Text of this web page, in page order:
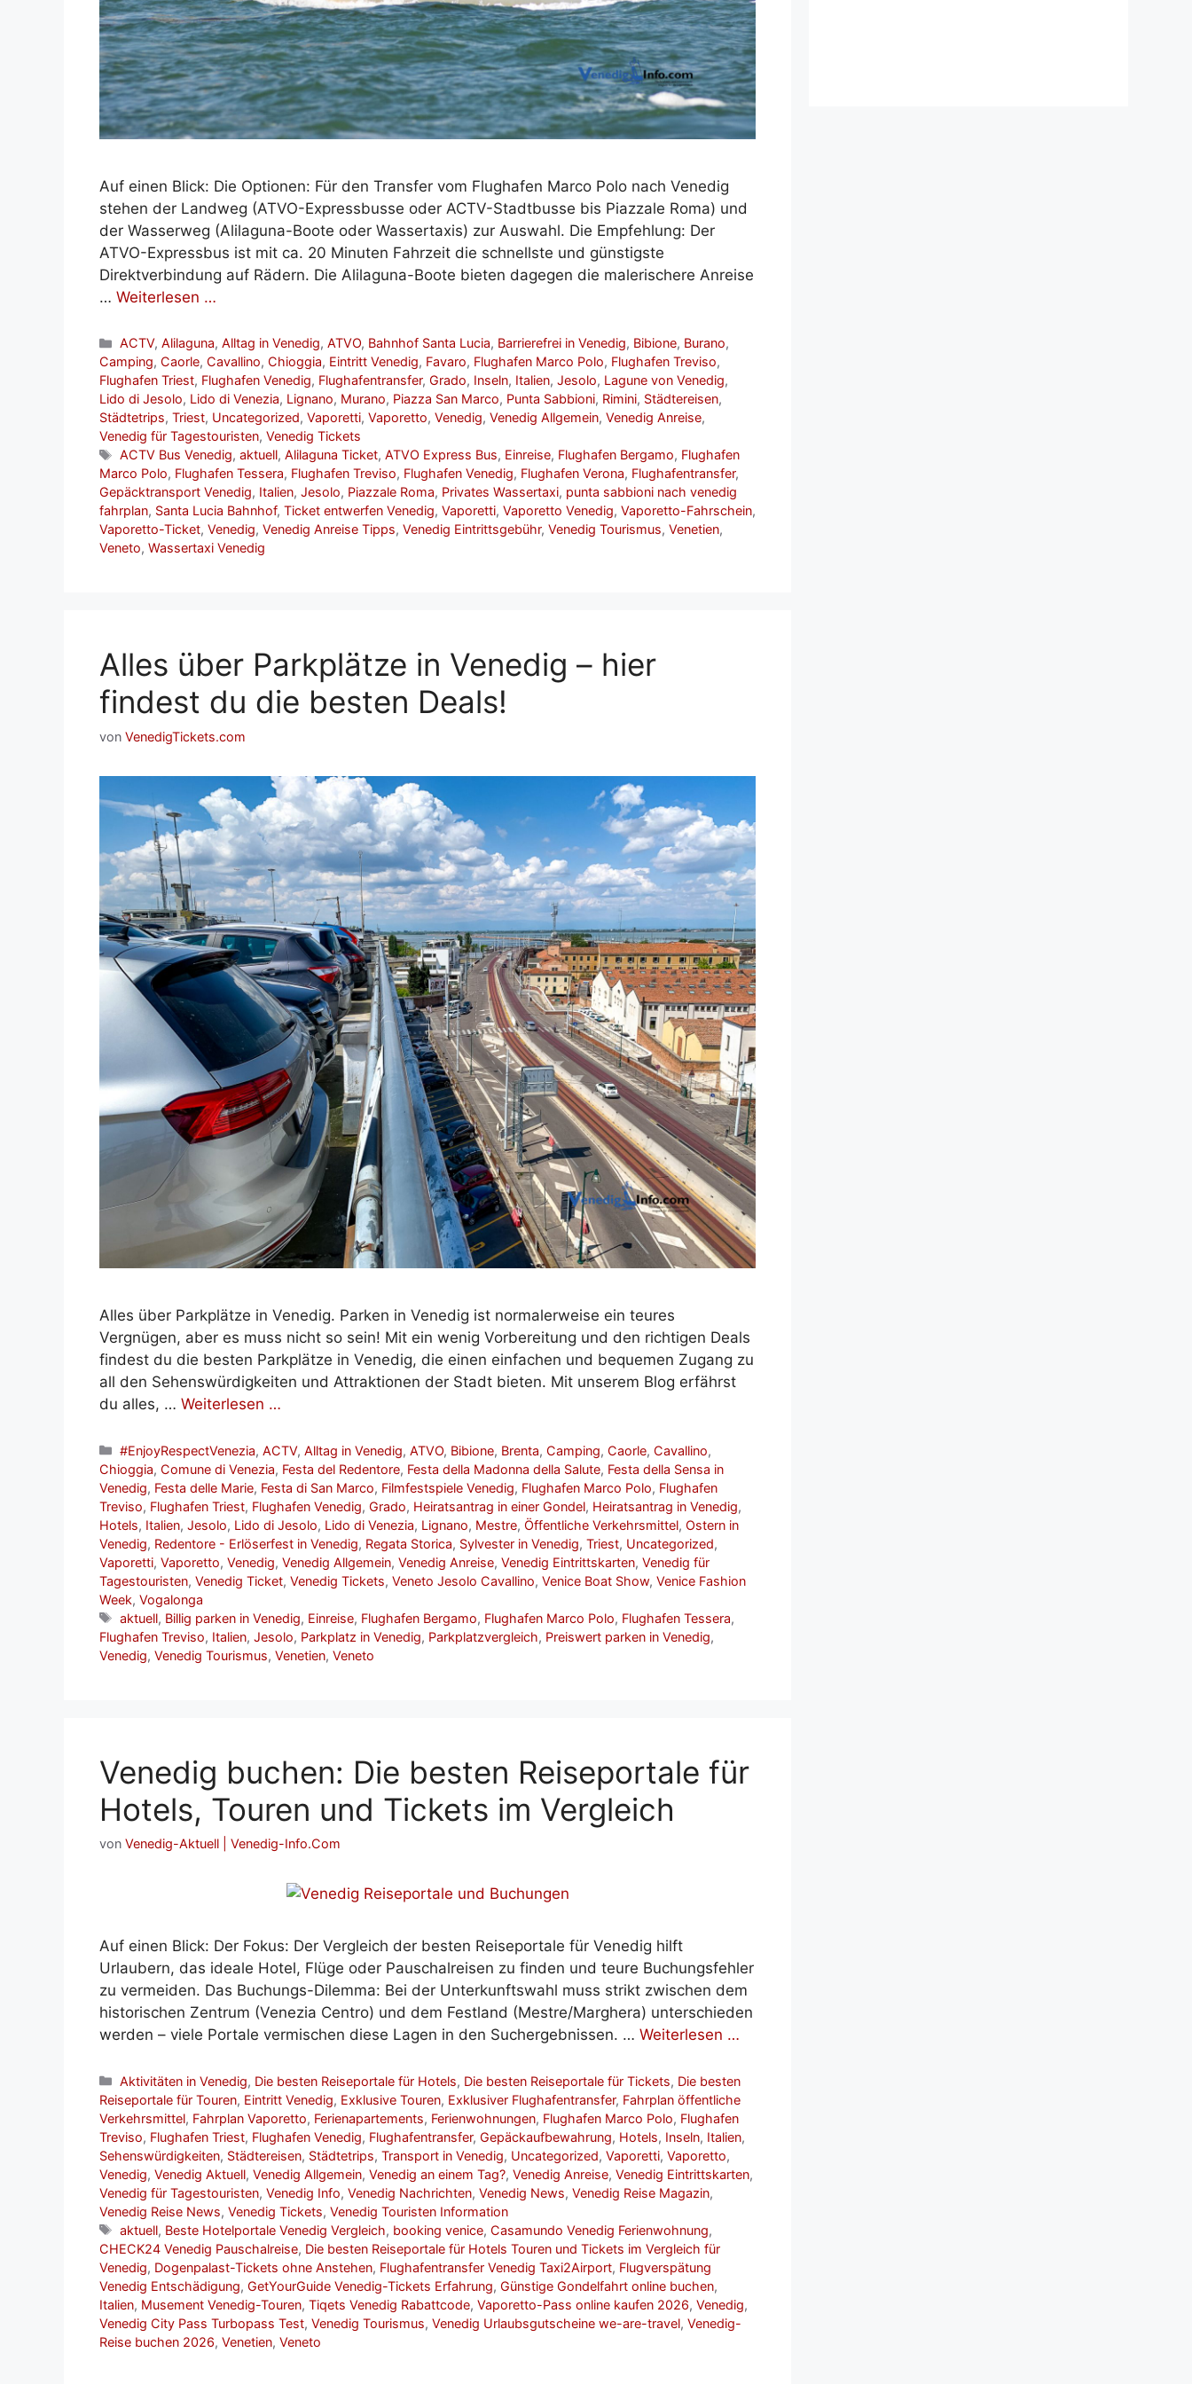
Auf einen Blick: Die Optionen: Für den Transfer vom Flughafen Marco Polo nach Venedig
stehen der Landweg (ATVO-Expressbusse oder ACTV-Stadtbusse bis Piazzale Roma) und
der Wasserweg (Alilaguna-Boote oder Wassertaxis) zur Auswahl. Die Empfehlung: Der
ATVO-Expressbus ist mit ca. 20 Minuten Fahrzeit die schnellste und günstigste
Direktverbindung auf Rädern. Die Alilaguna-Boote bieten dagegen die malerischere Anreise
… Weiterlesen …
Kategorien
ACTV,Alilaguna,Alltag in Venedig,ATVO, Bahnhof Santa Lucia, Barrierefrei in Venedig, Bibione, Burano,
Camping, Caorle, Cavallino, Chioggia, Eintritt Venedig, Favaro, Flughafen Marco Polo, Flughafen Treviso,
Flughafen Triest, Flughafen Venedig, Flughafentransfer, Grado, Inseln, Italien, Jesolo, Lagune von Venedig,
Lido di Jesolo, Lido di Venezia, Lignano, Murano, Piazza San Marco, Punta Sabbioni, Rimini, Städtereisen,
Städtetrips, Triest, Uncategorized, Vaporetti, Vaporetto, Venedig, Venedig Allgemein, Venedig Anreise,
Venedig für Tagestouristen, Venedig Tickets
Schlagwörter
ACTV Bus Venedig,aktuell,Alilaguna Ticket,ATVO Express Bus, Einreise, Flughafen Bergamo, Flughafen
Marco Polo, Flughafen Tessera, Flughafen Treviso, Flughafen Venedig, Flughafen Verona, Flughafentransfer,
Gepäcktransport Venedig, Italien, Jesolo, Piazzale Roma, Privates Wassertaxi, punta sabbioni nach venedig
fahrplan, Santa Lucia Bahnhof, Ticket entwerfen Venedig, Vaporetti, Vaporetto Venedig, Vaporetto-Fahrschein,
Vaporetto-Ticket, Venedig, Venedig Anreise Tipps, Venedig Eintrittsgebühr, Venedig Tourismus, Venetien,
Veneto, Wassertaxi Venedig
Alles über Parkplätze in Venedig – hier
findest du die besten Deals!
von VenedigTickets.com
Alles über Parkplätze in Venedig. Parken in Venedig ist normalerweise ein teures
Vergnügen, aber es muss nicht so sein! Mit ein wenig Vorbereitung und den richtigen Deals
findest du die besten Parkplätze in Venedig, die einen einfachen und bequemen Zugang zu
all den Sehenswürdigkeiten und Attraktionen der Stadt bieten. Mit unserem Blog erfährst
du alles, … Weiterlesen …
Kategorien
#EnjoyRespectVenezia,ACTV,Alltag in Venedig,ATVO, Bibione, Brenta, Camping, Caorle, Cavallino,
Chioggia, Comune di Venezia, Festa del Redentore, Festa della Madonna della Salute, Festa della Sensa in
Venedig, Festa delle Marie, Festa di San Marco, Filmfestspiele Venedig, Flughafen Marco Polo, Flughafen
Treviso, Flughafen Triest, Flughafen Venedig, Grado, Heiratsantrag in einer Gondel, Heiratsantrag in Venedig,
Hotels, Italien, Jesolo, Lido di Jesolo, Lido di Venezia, Lignano, Mestre, Öffentliche Verkehrsmittel, Ostern in
Venedig, Redentore - Erlöserfest in Venedig, Regata Storica, Sylvester in Venedig, Triest, Uncategorized,
Vaporetti, Vaporetto, Venedig, Venedig Allgemein, Venedig Anreise, Venedig Eintrittskarten, Venedig für
Tagestouristen, Venedig Ticket, Venedig Tickets, Veneto Jesolo Cavallino, Venice Boat Show, Venice Fashion
Week, Vogalonga
Schlagwörter
aktuell, Billig parken in Venedig, Einreise, Flughafen Bergamo, Flughafen Marco Polo, Flughafen Tessera,
Flughafen Treviso, Italien, Jesolo, Parkplatz in Venedig, Parkplatzvergleich, Preiswert parken in Venedig,
Venedig, Venedig Tourismus, Venetien, Veneto
Venedig buchen: Die besten Reiseportale für
Hotels, Touren und Tickets im Vergleich
von Venedig-Aktuell | Venedig-Info.Com
Auf einen Blick: Der Fokus: Der Vergleich der besten Reiseportale für Venedig hilft
Urlaubern, das ideale Hotel, Flüge oder Pauschalreisen zu finden und teure Buchungsfehler
zu vermeiden. Das Buchungs-Dilemma: Bei der Unterkunftswahl muss strikt zwischen dem
historischen Zentrum (Venezia Centro) und dem Festland (Mestre/Marghera) unterschieden
werden – viele Portale vermischen diese Lagen in den Suchergebnissen. … Weiterlesen …
Kategorien
Aktivitäten in Venedig, Die besten Reiseportale für Hotels, Die besten Reiseportale für Tickets, Die besten
Reiseportale für Touren, Eintritt Venedig, Exklusive Touren, Exklusiver Flughafentransfer, Fahrplan öffentliche
Verkehrsmittel, Fahrplan Vaporetto, Ferienapartements, Ferienwohnungen, Flughafen Marco Polo, Flughafen
Treviso, Flughafen Triest, Flughafen Venedig, Flughafentransfer, Gepäckaufbewahrung, Hotels, Inseln, Italien,
Sehenswürdigkeiten, Städtereisen, Städtetrips, Transport in Venedig, Uncategorized, Vaporetti, Vaporetto,
Venedig, Venedig Aktuell, Venedig Allgemein, Venedig an einem Tag?, Venedig Anreise, Venedig Eintrittskarten,
Venedig für Tagestouristen, Venedig Info, Venedig Nachrichten, Venedig News, Venedig Reise Magazin,
Venedig Reise News, Venedig Tickets, Venedig Touristen Information
Schlagwörter
aktuell, Beste Hotelportale Venedig Vergleich, booking venice, Casamundo Venedig Ferienwohnung,
CHECK24 Venedig Pauschalreise, Die besten Reiseportale für Hotels Touren und Tickets im Vergleich für
Venedig, Dogenpalast-Tickets ohne Anstehen, Flughafentransfer Venedig Taxi2Airport, Flugverspätung
Venedig Entschädigung, GetYourGuide Venedig-Tickets Erfahrung, Günstige Gondelfahrt online buchen,
Italien, Musement Venedig-Touren, Tiqets Venedig Rabattcode, Vaporetto-Pass online kaufen 2026, Venedig,
Venedig City Pass Turbopass Test, Venedig Tourismus, Venedig Urlaubsgutscheine we-are-travel, Venedig-
Reise buchen 2026, Venetien, Veneto